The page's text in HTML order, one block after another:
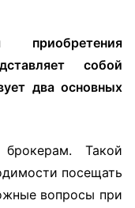
собой
два основных
Такой
посещать
вопросы при